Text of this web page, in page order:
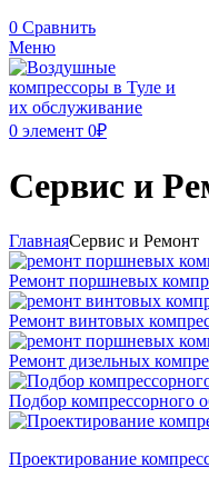
0 Сравнить
Меню
0 элемент 0₽
Сервис и
ГлавнаяСервис и Ремонт
Ремонт поршневых
Ремонт винтовых
Ремонт дизельных
Подбор компрессорного
Проектирование